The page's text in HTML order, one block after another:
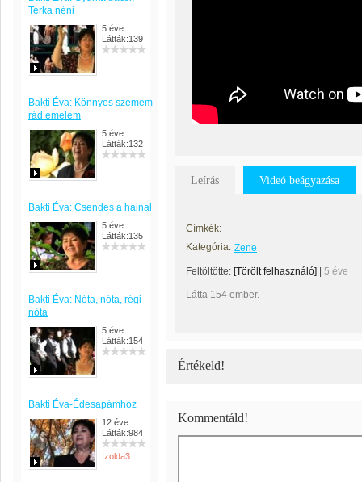
Terka néni
5 éve
Látták:139
Bakti Éva: Könnyes szemem
rád emelem
5 éve
Látták:132
Bakti Éva: Csendes a hajnal
5 éve
Látták:135
Bakti Éva: Nóta, nóta, régi
nóta
5 éve
Látták:154
Bakti Éva-Édesapámhoz
12 éve
Látták:984
Izolda3
Leírás Videó beágyazása
Címkék:
Kategória: Zene
Feltöltötte: [Törölt felhasználó] 5 éve
Látta 154 ember.
Értékeld!
Kommentáld!